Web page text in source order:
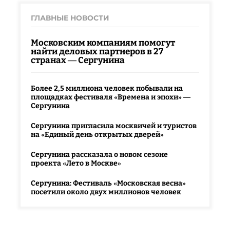
ГЛАВНЫЕ НОВОСТИ
Московским компаниям помогут
найти деловых партнеров в 27
странах — Сергунина
Более 2,5 миллиона человек побывали на
площадках фестиваля «Времена и эпохи» —
Сергунина
Сергунина пригласила москвичей и туристов
на «Единый день открытых дверей»
Сергунина рассказала о новом сезоне
проекта «Лето в Москве»
Сергунина: Фестиваль «Московская весна»
посетили около двух миллионов человек